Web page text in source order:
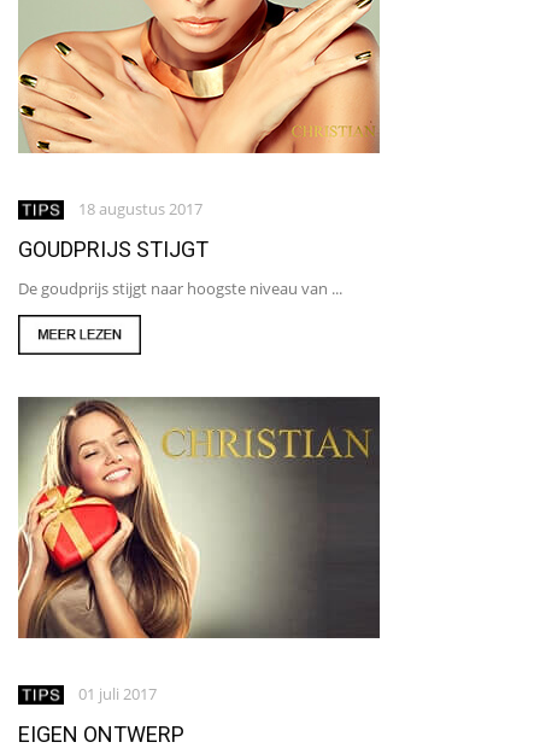
18 augustus 2017
GOUDPRIJS STIJGT
De goudprijs stijgt naar hoogste niveau van ...
01 juli 2017
EIGEN ONTWERP